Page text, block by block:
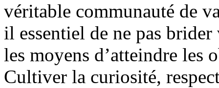
véritable communauté de
il essentiel de ne pas
les moyens d’atteindre les
Cultiver la curiosité,